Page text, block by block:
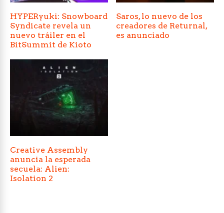
HYPERyuki: Snowboard
Syndicate revela un
nuevo tráiler en el
BitSummit de Kioto
Saros, lo nuevo de los
creadores de Returnal,
es anunciado
Creative Assembly
anuncia la esperada
secuela: Alien:
Isolation 2